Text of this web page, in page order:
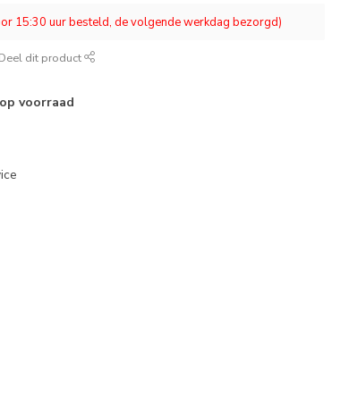
15:30 uur besteld, de volgende werkdag bezorgd)
Deel dit product
voorraad